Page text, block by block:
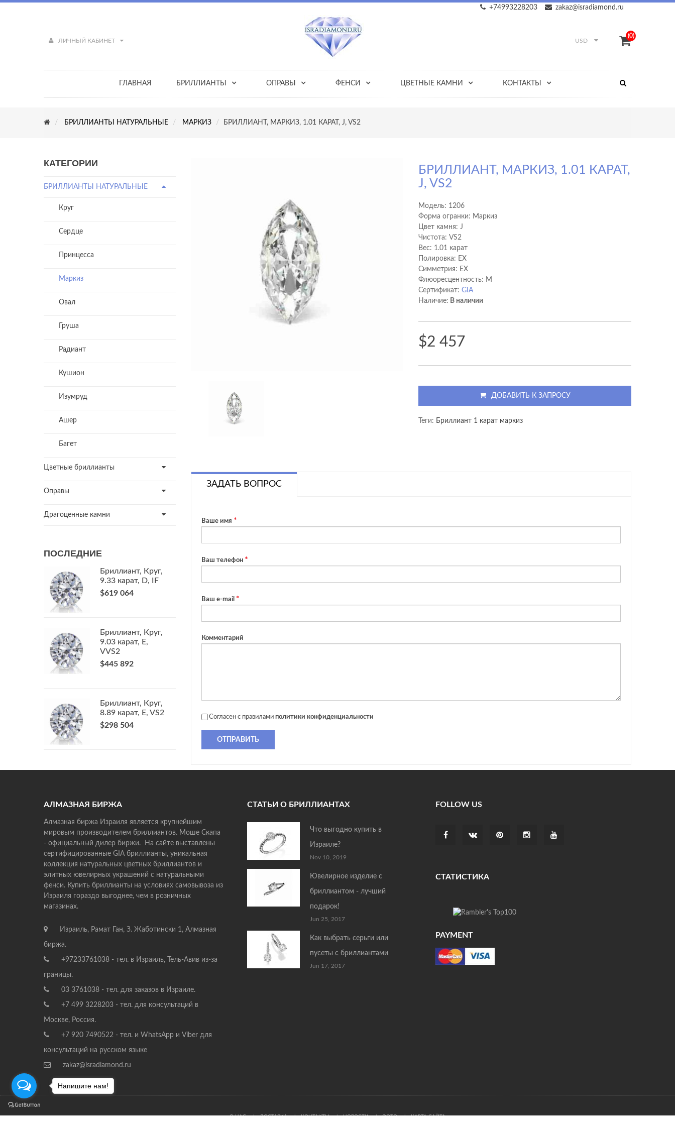
zakaz@isradiamond.ru
+74993228203
ЛИЧНЫЙ КАБИНЕТ USD
(0)
ГЛАВНАЯ БРИЛЛИАНТЫ ОПРАВЫ ФЕНСИ ЦВЕТНЫЕ КАМНИ КОНТАКТЫ
БРИЛЛИАНТЫ НАТУРАЛЬНЫЕ МАРКИЗ БРИЛЛИАНТ, МАРКИЗ, 1.01 КАРАТ, J, VS2
КАТЕГОРИИ
БРИЛЛИАНТЫ НАТУРАЛЬНЫЕ
Круг
Сердце
Принцесса
Маркиз
Овал
Груша
Радиант
Кушион
Изумруд
Ашер
Багет
Цветные бриллианты
Оправы
Драгоценные камни
ПОСЛЕДНИЕ
Бриллиант, Круг,
9.33 карат, D, IF
$619 064
Бриллиант, Круг,
9.03 карат, E,
VVS2
$445 892
Бриллиант, Круг,
8.89 карат, E, VS2
$298 504
БРИЛЛИАНТ, МАРКИЗ, 1.01 КАРАТ,
J, VS2
Модель: 1206
Форма огранки: Маркиз
Цвет камня: J
Чистота: VS2
Вес: 1.01 карат
Полировка: EX
Cимметрия: EX
Флюоресцентность: M
Сертификат:GIA
Наличие: В наличии
$2 457
ДОБАВИТЬ К ЗАПРОСУ
Теги: Бриллиант 1 карат маркиз
ЗАДАТЬ ВОПРОС
Ваше имя
Ваш телефон
Ваш e-mail
Комментарий
Согласен с правилами политики конфиденциальности
ОТПРАВИТЬ
АЛМАЗНАЯ БИРЖА
Алмазная биржа Израиля является крупнейшим
мировым производителем бриллиантов. Моше Скапа
- официальный дилер биржи. На сайте выставлены
сертифицированные GIA бриллианты, уникальная
коллекция натуральных цветных бриллиантов и
элитных ювелирных украшений с натуральными
фенси. Купить бриллианты на условиях самовывоза из
Израиля гораздо выгоднее, чем в розничных
магазинах.
Израиль, Рамат Ган, З. Жаботински 1, Алмазная
биржа.
+97233761038 - тел. в Израиль, Тель-Авив из-за
границы.
03 3761038 - тел. для заказов в Израиле.
+7 499 3228203 - тел. для консультаций в
Москве, Россия.
+7 920 7490522 - тел. и WhatsApp и Viber для
консультаций на русском языке
zakaz@isradiamond.ru
СТАТЬИ О БРИЛЛИАНТАХ
Что выгодно купить в
Израиле?
Nov 10, 2019
Ювелирное изделие с
бриллиантом - лучший
подарок!
Jun 25, 2017
Как выбрать серьги или
пусеты с бриллиантами
Jun 17, 2017
FOLLOW US
СТАТИСТИКА
PAYMENT
О НАС ДОСТАВКА КОНТАКТЫ НОВОСТИ ФОТО КАРТА САЙТА
Напишите нам!